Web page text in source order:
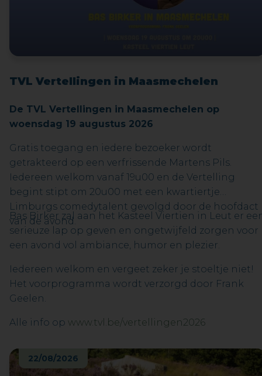
TVL Vertellingen in Maasmechelen
De TVL Vertellingen in Maasmechelen op
woensdag 19 augustus 2026
Gratis toegang en iedere bezoeker wordt
getrakteerd op een verfrissende Martens Pils.
Iedereen welkom vanaf 19u00 en de Vertelling
begint stipt om 20u00 met een kwartiertje
Limburgs comedytalent gevolgd door de hoofdact
van de avond.
Bas Birker zal aan het Kasteel Viertien in Leut er
serieuze lap op geven en ongetwijfeld zorgen voor
een avond vol ambiance, humor en plezier.
Iedereen welkom en vergeet zeker je stoeltje niet!
Het voorprogramma wordt verzorgd door Frank
Geelen.
Alle info op www.tvl.be/vertellingen2026
22/08/2026